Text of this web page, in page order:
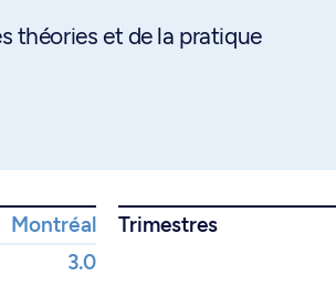
théories et de la pratique
Montréal
Trimestres
3.0